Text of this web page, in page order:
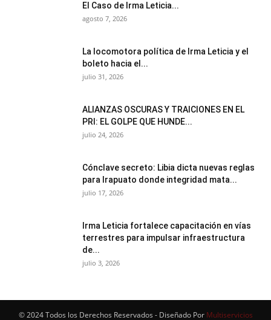
El Caso de Irma Leticia...
agosto 7, 2026
La locomotora política de Irma Leticia y el
boleto hacia el...
julio 31, 2026
ALIANZAS OSCURAS Y TRAICIONES EN EL
PRI: EL GOLPE QUE HUNDE...
julio 24, 2026
Cónclave secreto: Libia dicta nuevas reglas
para Irapuato donde integridad mata...
julio 17, 2026
Irma Leticia fortalece capacitación en vías
terrestres para impulsar infraestructura
de...
julio 3, 2026
© 2024 Todos los Derechos Reservados - Diseñado Por Multiservicios